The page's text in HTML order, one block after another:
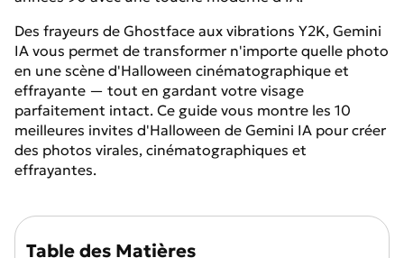
Des frayeurs de Ghostface aux vibrations Y2K, Gemini
IA vous permet de transformer n'importe quelle photo
en une scène d'Halloween cinématographique et
effrayante — tout en gardant votre visage
parfaitement intact. Ce guide vous montre les 10
meilleures invites d'Halloween de Gemini IA pour créer
des photos virales, cinématographiques et
effrayantes.
Table des Matières